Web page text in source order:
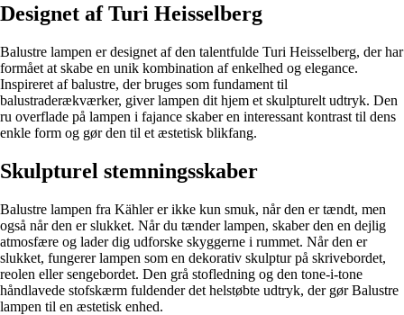
Designet af Turi Heisselberg
Balustre lampen er designet af den talentfulde Turi Heisselberg, der har
formået at skabe en unik kombination af enkelhed og elegance.
Inspireret af balustre, der bruges som fundament til
balustraderækværker, giver lampen dit hjem et skulpturelt udtryk. Den
ru overflade på lampen i fajance skaber en interessant kontrast til dens
enkle form og gør den til et æstetisk blikfang.
Skulpturel stemningsskaber
Balustre lampen fra Kähler er ikke kun smuk, når den er tændt, men
også når den er slukket. Når du tænder lampen, skaber den en dejlig
atmosfære og lader dig udforske skyggerne i rummet. Når den er
slukket, fungerer lampen som en dekorativ skulptur på skrivebordet,
reolen eller sengebordet. Den grå stofledning og den tone-i-tone
håndlavede stofskærm fuldender det helstøbte udtryk, der gør Balustre
lampen til en æstetisk enhed.